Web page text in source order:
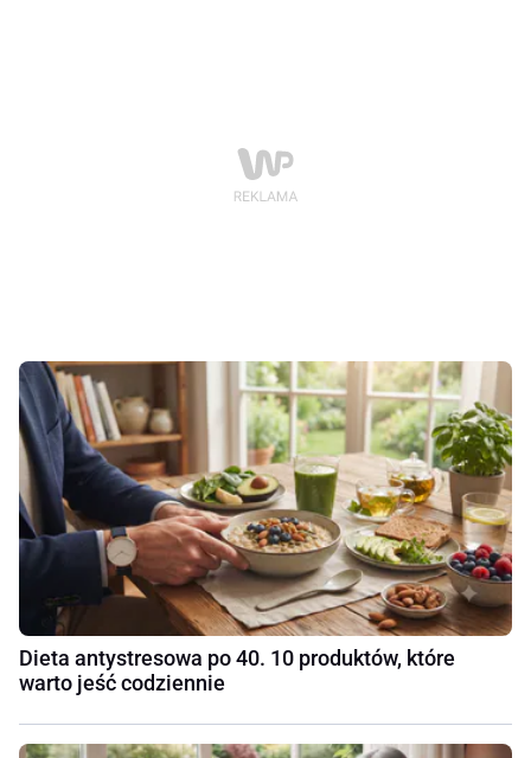
Dieta antystresowa po 40. 10 produktów, które
warto jeść codziennie